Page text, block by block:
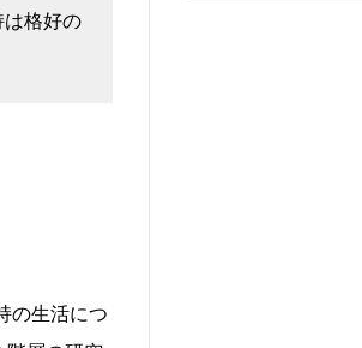
格好の
の生活につ